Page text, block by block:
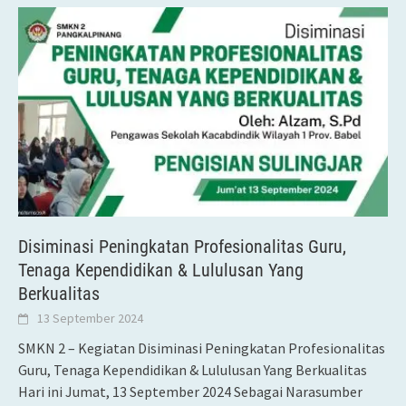
Disiminasi Peningkatan Profesionalitas Guru,
Tenaga Kependidikan & Lululusan Yang
Berkualitas
13 September 2024
SMKN 2 – Kegiatan Disiminasi Peningkatan Profesionalitas
Guru, Tenaga Kependidikan & Lululusan Yang Berkualitas
Hari ini Jumat, 13 September 2024 Sebagai Narasumber